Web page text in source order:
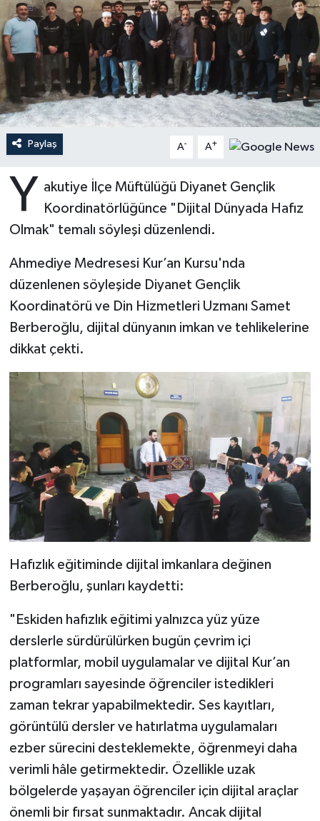
Paylaş A- A+
Y akutiye İlçe Müftülüğü Diyanet Gençlik
Koordinatörlüğünce "Dijital Dünyada Hafız
Olmak" temalı söyleşi düzenlendi.
Ahmediye Medresesi Kur’an Kursu'nda
düzenlenen söyleşide Diyanet Gençlik
Koordinatörü ve Din Hizmetleri Uzmanı Samet
Berberoğlu, dijital dünyanın imkan ve tehlikelerine
dikkat çekti.
Hafızlık eğitiminde dijital imkanlara değinen
Berberoğlu, şunları kaydetti:
"Eskiden hafızlık eğitimi yalnızca yüz yüze
derslerle sürdürülürken bugün çevrim içi
platformlar, mobil uygulamalar ve dijital Kur’an
programları sayesinde öğrenciler istedikleri
zaman tekrar yapabilmektedir. Ses kayıtları,
görüntülü dersler ve hatırlatma uygulamaları
ezber sürecini desteklemekte, öğrenmeyi daha
verimli hâle getirmektedir. Özellikle uzak
bölgelerde yaşayan öğrenciler için dijital araçlar
önemli bir fırsat sunmaktadır. Ancak dijital
Ardahan Müftülüğü
Artvin Müftülüğü
Aydın Müftülüğü
Balıkesir Müftülüğü
Batman Müftülüğü
Bilecik Müftülüğü
Bitlis Müftülüğü
Bolu Müftülüğü
Burdur Müftülüğü
Bursa Müftülüğü
Çanakkale Müftülüğü
Çankırı Müftülüğü
Çorum Müftülüğü
Diyarbakır Müftülüğü
Düzce Müftülüğü
Elazığ Müftülüğü
Erzincan Müftülüğü
Kudüs
Kurban
Mukabele
Peygamberimizin Hayatı
Sahabeler
Hutbeler
DİYANET AKADEMİ
DİYANET GENÇLİK
DİYANET RADYO/TV
Dünya
Kültür-Sanat
Sağlık
Makaleler
Ekonomi
Duyurular
Podcast
Bilim, Teknoloji
Biyografiler
İhtida Haberleri
YAŞAM